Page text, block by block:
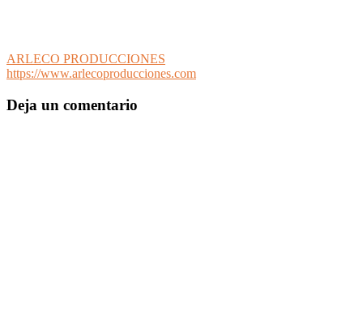
ARLECO PRODUCCIONES
https://www.arlecoproducciones.com
Deja un comentario